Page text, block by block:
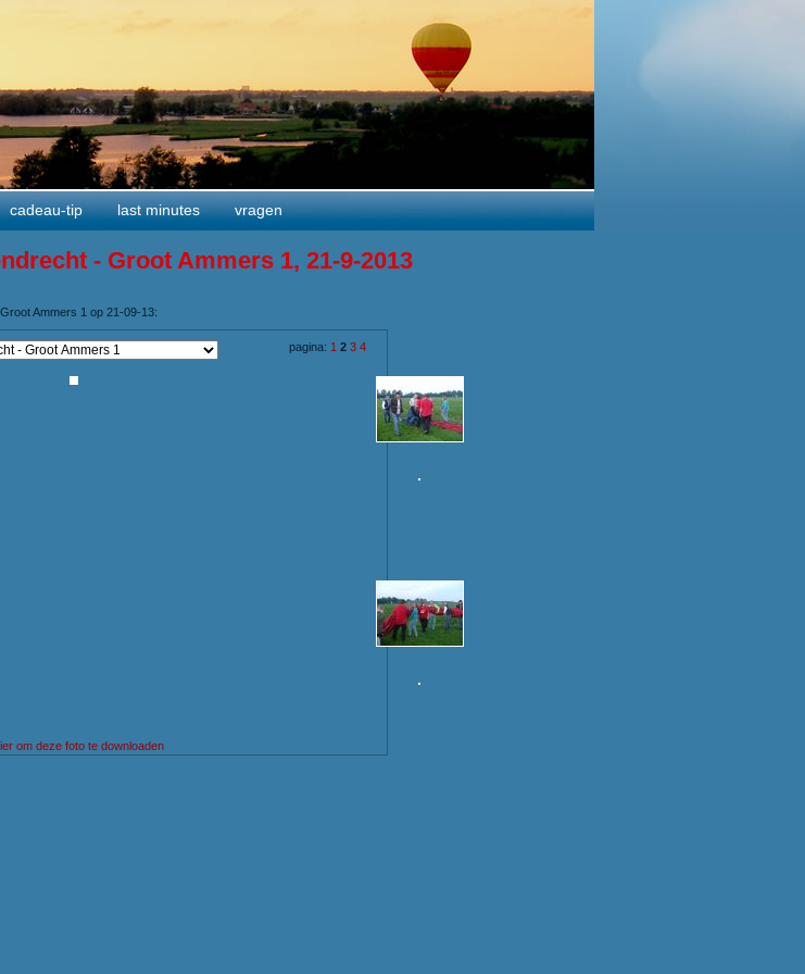
cadeau-tip last minutes vragen
- Groot Ammers 1, 21-9-2013
Ammers 1 op 21-09-13:
om deze foto te downloaden
pagina: 1 2 3 4